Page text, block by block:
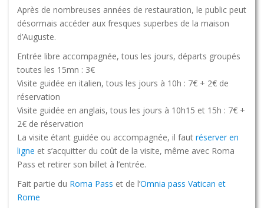
Après de nombreuses années de restauration, le public peut
désormais accéder aux fresques superbes de la maison
d’Auguste.
Entrée libre accompagnée, tous les jours, départs groupés
toutes les 15mn : 3€
Visite guidée en italien, tous les jours à 10h : 7€ + 2€ de
réservation
Visite guidée en anglais, tous les jours à 10h15 et 15h : 7€ +
2€ de réservation
La visite étant guidée ou accompagnée, il faut réserver en
ligne et s’acquitter du coût de la visite, même avec Roma
Pass et retirer son billet à l’entrée.
Fait partie du Roma Pass et de l’Omnia pass Vatican et
Rome